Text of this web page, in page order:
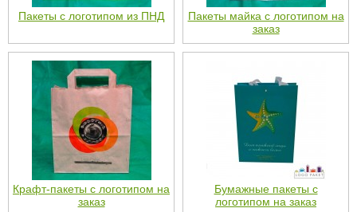
Пакеты с логотипом из ПНД
Пакеты майка с логотипом на
заказ
Крафт-пакеты с логотипом на
заказ
Бумажные пакеты с
логотипом на заказ